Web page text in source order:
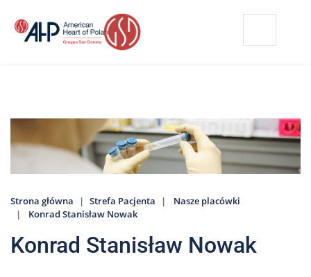
treści
Strefa
Pacjenta
O
nas
Marki
AHP
Strona główna Strefa Pacjenta
Nasze placówki
Konrad Stanisław Nowak
Konrad Stanisław Nowak